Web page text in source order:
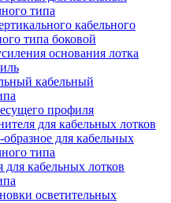
типа
кабельного
типа боковой
основания лотка
кабельный
профиля
для кабельных лотков
для кабельных
типа
для кабельных лотков
осветительных